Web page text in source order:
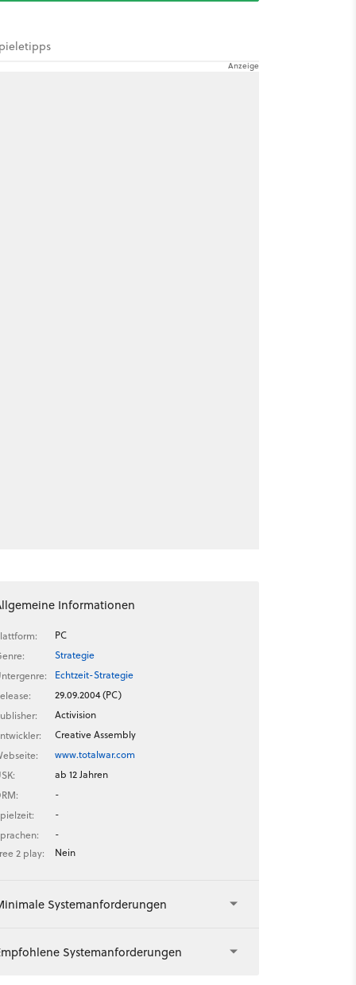
Informationen
PC
Strategie
Echtzeit-Strategie
29.09.2004 (PC)
Activision
Creative Assembly
www.totalwar.com
ab 12 Jahren
-
-
-
2 play:
Nein
Systemanforderungen
Systemanforderungen